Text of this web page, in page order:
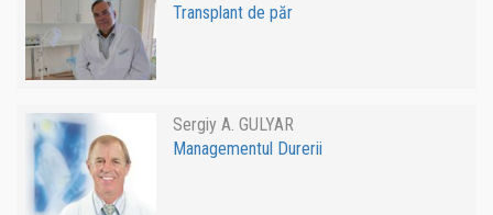
Transplant de păr
Sergiy A. GULYAR
Managementul Durerii